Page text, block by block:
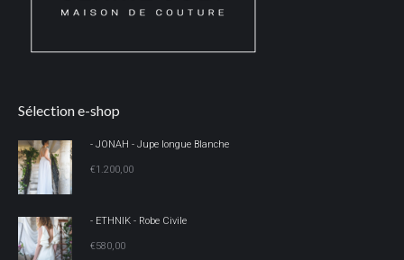
Sélection e-shop
- JONAH - Jupe longue Blanche
€1.200,00
- ETHNIK - Robe Civile
€580,00